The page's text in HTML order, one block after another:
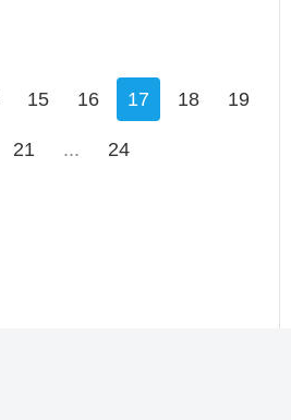
15 16 17 18 19
21 ... 24